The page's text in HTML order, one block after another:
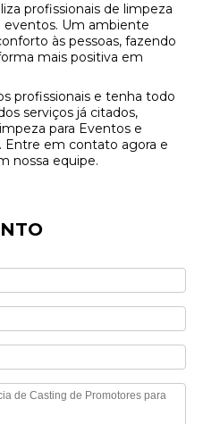
profissionais de limpeza
Um ambiente
às pessoas, fazendo
mais positiva em
profissionais e tenha todo
serviços já citados,
para Eventos e
Entre em contato agora e
nossa equipe.